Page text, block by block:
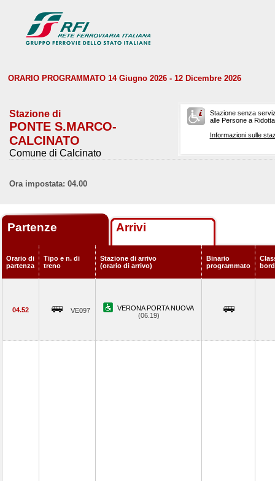
ORARIO PROGRAMMATO 14 Giugno 2026 - 12 Dicembre 2026
Stazione di
PONTE S.MARCO-
CALCINATO
Comune di Calcinato
Stazione senza
alle Persone a
Informazioni sulle
Ora impostata: 04.00
Partenze Arrivi
Orario di
partenza
Tipo e n. di
treno
Stazione di arrivo
(orario di arrivo)
Binario
programmato
04.52 VE097
VERONA PORTA NUOVA
(06.19)